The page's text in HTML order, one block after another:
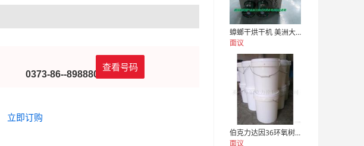
蟑螂干烘干机 美洲大蠊快速干燥机 木山1型
面议
伯克力达因36环氧树脂热压离型剂
面议
0373-86--8988808
查看号码
立即订购